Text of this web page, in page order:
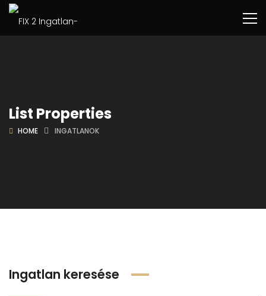
List Properties
HOME INGATLANOK
Ingatlan keresése